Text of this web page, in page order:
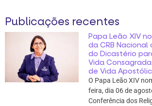
Publicações recentes
Papa Leão XIV
da CRB
do Dicastério
Vida
de Vida
O Papa Leão XIV
feira, dia 06 de
Conferência dos